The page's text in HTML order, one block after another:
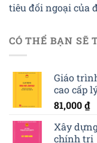
tiêu đối ngoại của
CÓ THỂ BẠN SẼ
Giáo
cao cấp
81,000₫
Xây
chính trị